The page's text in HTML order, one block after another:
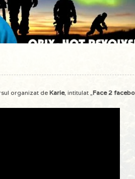
organizat de Karie, intitulat „Face 2